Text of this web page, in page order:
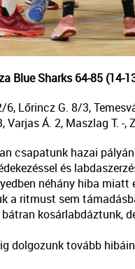
Blue Sharks 64-85 (14-
Lőrincz G. 8/3,
Á. 2, Maszlag T. -,
csapatunk hazai
és
néhány hiba
a ritmust sem
kosárlabdáztunk,
dolgozunk tovább